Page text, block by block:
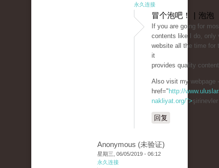
永久连接
冒个泡吧！ | 泡泡
If you are going for
contents like I do, only
website all the time for
it
provides quality
Also visit my webpage
href=" http://
nakliyat.org/">
回复
Anonymous (未验证)
星期三, 06/05/2019 - 06:12
永久连接